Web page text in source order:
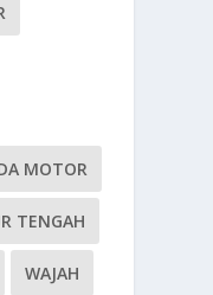
MOTOR
TENGAH
WAJAH